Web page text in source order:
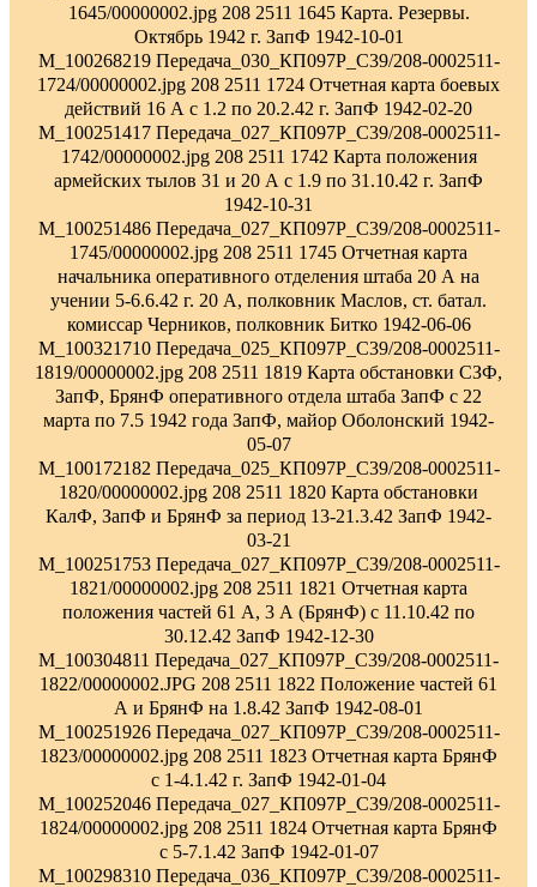
1645/00000002.jpg 208 2511 1645 Карта. Резервы.
Октябрь 1942 г. ЗапФ 1942-10-01
M_100268219 Передача_030_КП097Р_С39/208-0002511-
1724/00000002.jpg 208 2511 1724 Отчетная карта боевых
действий 16 А с 1.2 по 20.2.42 г. ЗапФ 1942-02-20
M_100251417 Передача_027_КП097Р_С39/208-0002511-
1742/00000002.jpg 208 2511 1742 Карта положения
армейских тылов 31 и 20 А с 1.9 по 31.10.42 г. ЗапФ
1942-10-31
M_100251486 Передача_027_КП097Р_С39/208-0002511-
1745/00000002.jpg 208 2511 1745 Отчетная карта
начальника оперативного отделения штаба 20 А на
учении 5-6.6.42 г. 20 А, полковник Маслов, ст. батал.
комиссар Черников, полковник Битко 1942-06-06
M_100321710 Передача_025_КП097Р_С39/208-0002511-
1819/00000002.jpg 208 2511 1819 Карта обстановки СЗФ,
ЗапФ, БрянФ оперативного отдела штаба ЗапФ с 22
марта по 7.5 1942 года ЗапФ, майор Оболонский 1942-
05-07
M_100172182 Передача_025_КП097Р_С39/208-0002511-
1820/00000002.jpg 208 2511 1820 Карта обстановки
КалФ, ЗапФ и БрянФ за период 13-21.3.42 ЗапФ 1942-
03-21
M_100251753 Передача_027_КП097Р_С39/208-0002511-
1821/00000002.jpg 208 2511 1821 Отчетная карта
положения частей 61 А, 3 А (БрянФ) с 11.10.42 по
30.12.42 ЗапФ 1942-12-30
M_100304811 Передача_027_КП097Р_С39/208-0002511-
1822/00000002.JPG 208 2511 1822 Положение частей 61
А и БрянФ на 1.8.42 ЗапФ 1942-08-01
M_100251926 Передача_027_КП097Р_С39/208-0002511-
1823/00000002.jpg 208 2511 1823 Отчетная карта БрянФ
с 1-4.1.42 г. ЗапФ 1942-01-04
M_100252046 Передача_027_КП097Р_С39/208-0002511-
1824/00000002.jpg 208 2511 1824 Отчетная карта БрянФ
с 5-7.1.42 ЗапФ 1942-01-07
M_100298310 Передача_036_КП097Р_С39/208-0002511-